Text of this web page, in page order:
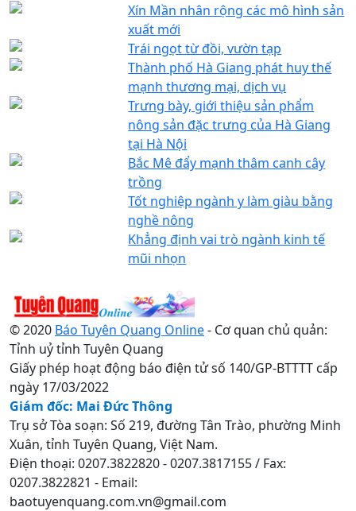
Xín Mần nhân rộng các mô hình sản
xuất mới
Trái ngọt từ đồi, vườn tạp
Thành phố Hà Giang phát huy thế
mạnh thương mại, dịch vụ
Trưng bày, giới thiệu sản phẩm
nông sản đặc trưng của Hà Giang
tại Hà Nội
Bắc Mê đẩy mạnh thâm canh cây
trồng
Tốt nghiệp ngành y làm giàu bằng
nghề nông
Khẳng định vai trò ngành kinh tế
mũi nhọn
© 2020 Báo Tuyên Quang Online- Cơ quan chủ quản:
Tỉnh uỷ tỉnh Tuyên Quang
Giấy phép hoạt động báo điện tử số 140/GP-BTTTT cấp
ngày 17/03/2022
Giám đốc: Mai Đức Thông
Trụ sở Tòa soạn: Số 219, đường Tân Trào, phường Minh
Xuân, tỉnh Tuyên Quang, Việt Nam.
Điện thoại: 0207.3822820 - 0207.3817155 / Fax:
0207.3822821 - Email:
baotuyenquang.com.vn@gmail.com